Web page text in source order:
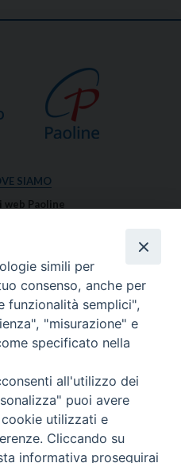
SIAMO
web Paoline
dal governo generale
in breve
– PaolineOnline
simili per
consenso, anche per
funzionalità semplici",
"misurazione" e
specificato nella
all'utilizzo dei
puoi avere
utilizzati e
Cliccando su
informativa proseguirai